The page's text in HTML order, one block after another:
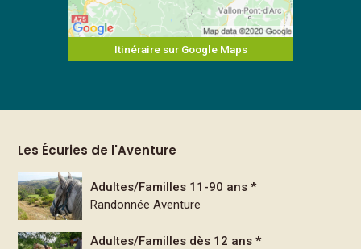
Itinéraire sur Google Maps
Les Écuries de l'Aventure
Adultes/Familles 11-90 ans *
Randonnée Aventure
Adultes/Familles dès 12 ans *